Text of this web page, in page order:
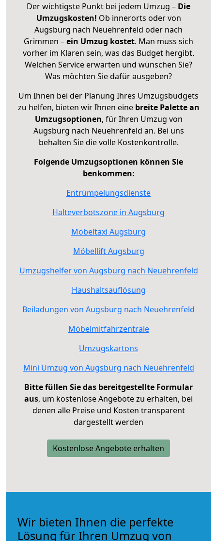
Der wichtigste Punkt bei jedem Umzug – Die
Umzugskosten! Ob innerorts oder von
Augsburg nach Neuehrenfeld oder nach
Grimmen –ein Umzug kostet. Man muss sich
vorher im Klaren sein, was das Budget hergibt.
Welchen Service erwarten und wünschen Sie?
Was möchten Sie dafür ausgeben?
Um Ihnen bei der Planung Ihres Umzugsbudgets
zu helfen, bieten wir Ihnen eine breite Palette an
Umzugsoptionen, für Ihren Umzug von
Augsburg nach Neuehrenfeld an. Bei uns
behalten Sie die volle Kostenkontrolle.
Folgende Umzugsoptionen können Sie
benkommen:
Entrümpelungsdienste
Halteverbotszone in Augsburg
Möbeltaxi Augsburg
Möbellift Augsburg
Umzugshelfer von Augsburg nach Neuehrenfeld
Haushaltsauflösung
Beiladungen von Augsburg nach Neuehrenfeld
Möbelmitfahrzentrale
Umzugskartons
Mini Umzug von Augsburg nach Neuehrenfeld
Bitte füllen Sie das bereitgestellte Formular
aus, um kostenlose Angebote zu erhalten, bei
denen alle Preise und Kosten transparent
dargestellt werden
Kostenlose Angebote erhalten
Wir bieten Ihnen die perfekte
Lösung für Ihren Umzug von